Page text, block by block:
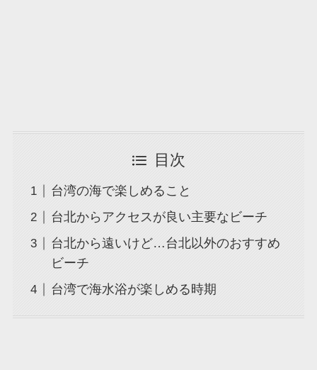
目次
台湾の海で楽しめること
台北からアクセスが良い主要なビーチ
台北から遠いけど…台北以外のおすすめ
ビーチ
台湾で海水浴が楽しめる時期